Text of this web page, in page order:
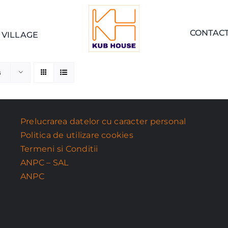
Prelucrarea datelor cu caracter personal
Politica de utilizare cookies
Termeni si Conditii
ANPC – SAL
ANPC